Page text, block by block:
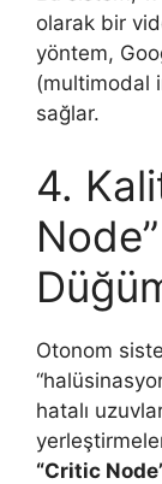
olarak bir
yöntem,
(multimodal
sağlar.
4.
Otonom
hatalı
“Critic